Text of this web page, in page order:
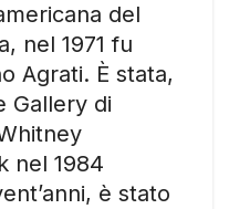
del
nel 1971 fu
Agrati. È stata,
Gallery di
nel 1984
è stato